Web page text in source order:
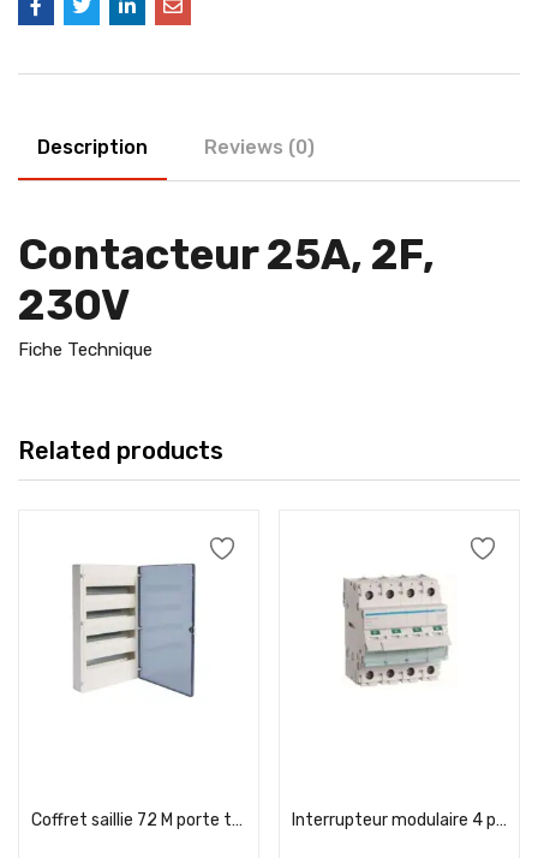
Description Reviews (0)
Contacteur 25A, 2F,
230V
Fiche Technique
Related products
Coffret saillie 72 M porte transp. Interrupteur modulaire 4 pôles 100A